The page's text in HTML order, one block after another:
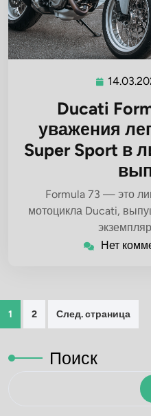
Ducati
уважения
Super Sport в
Formula 73 — это
мотоцикла Ducati,
Нет
Пагинация
записей
1 2 След. страница
Поиск